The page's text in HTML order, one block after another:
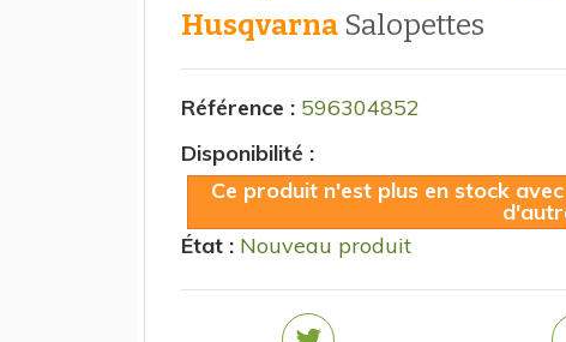
Husqvarna salopettes
Référence : 596304852
Disponibilité :
Ce produit n'est plus en stock
État : Nouveau produit